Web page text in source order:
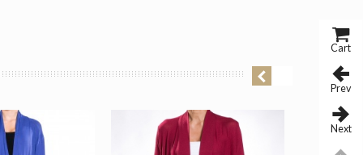
Cart
Prev
Next